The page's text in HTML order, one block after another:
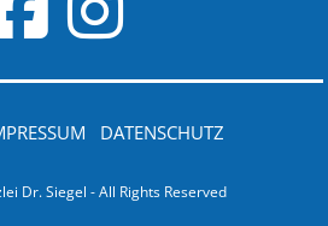
Dr. Siegel - All Rights Reserved
DATENSCHUTZ